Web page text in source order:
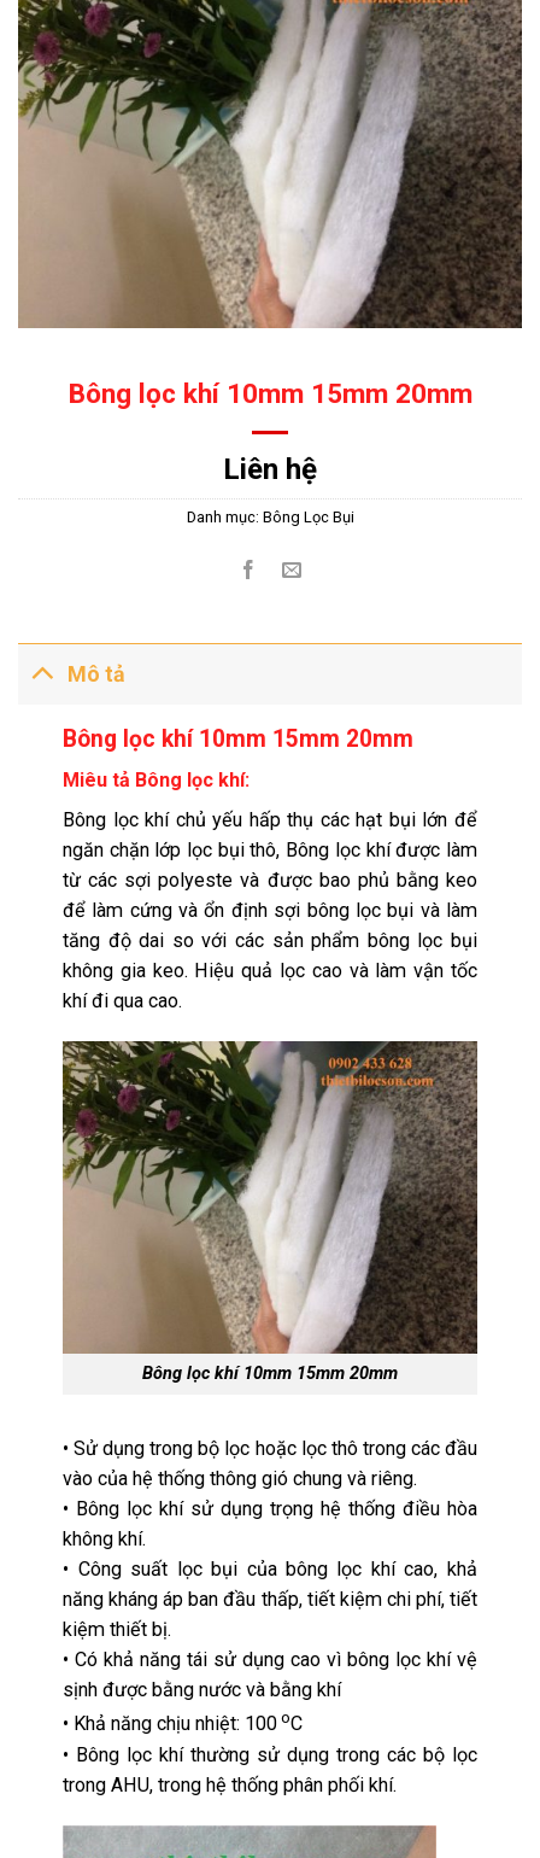
Bông lọc khí 10mm 15mm 20mm
Liên hệ
Danh mục: Bông Lọc Bụi
Mô tả
Bông lọc khí 10mm 15mm 20mm
Miêu tả Bông lọc khí:
Bông lọc khí chủ yếu hấp thụ các hạt bụi lớn để
ngăn chặn lớp lọc bụi thô, Bông lọc khí được làm
từ các sợi polyeste và được bao phủ bằng keo
để làm cứng và ổn định sợi bông lọc bụi và làm
tăng độ dai so với các sản phẩm bông lọc bụi
không gia keo. Hiệu quả lọc cao và làm vận tốc
khí đi qua cao.
Bông lọc khí 10mm 15mm 20mm
• Sử dụng trong bộ lọc hoặc lọc thô trong các đầu
vào của hệ thống thông gió chung và riêng.
• Bông lọc khí sử dụng trọng hệ thống điều hòa
không khí.
• Công suất lọc bụi của bông lọc khí cao, khả
năng kháng áp ban đầu thấp, tiết kiệm chi phí, tiết
kiệm thiết bị.
• Có khả năng tái sử dụng cao vì bông lọc khí vệ
sịnh được bằng nước và bằng khí
• Khả năng chịu nhiệt: 100 oC
• Bông lọc khí thường sử dụng trong các bộ lọc
trong AHU, trong hệ thống phân phối khí.